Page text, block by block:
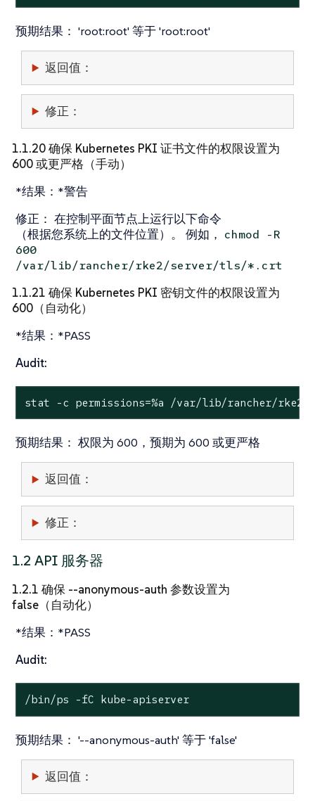
预期结果： 'root:root' 等于 'root:root'
返回值：
修正：
1.1.20 确保 Kubernetes PKI 证书文件的权限设置为
600 或更严格（手动）
*结果：*警告
修正： 在控制平面节点上运行以下命令
（根据您系统上的文件位置）。 例如， chmod -R
600
/var/lib/rancher/rke2/server/tls/*.crt
1.1.21 确保 Kubernetes PKI 密钥文件的权限设置为
600（自动化）
*结果：*PASS
Audit:
stat -c permissions=%a /var/lib/rancher/
预期结果： 权限为 600，预期为 600 或更严格
返回值：
修正：
1.2 API 服务器
1.2.1 确保 --anonymous-auth 参数设置为
false（自动化）
*结果：*PASS
Audit:
/bin/ps -fC kube-apiserver
预期结果： '--anonymous-auth' 等于 'false'
返回值：